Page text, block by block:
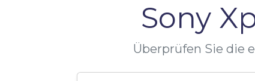
Sony
Überprüfen Sie die